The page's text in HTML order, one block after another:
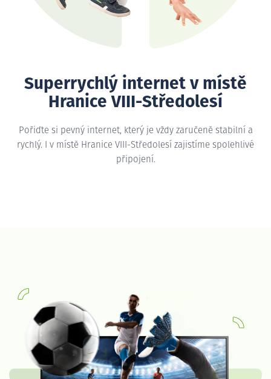
Superrychlý internet v místě
Hranice VIII-Středolesí
Pořiďte si pevný internet, který je vždy zaručeně stabilní a
rychlý. I v místě Hranice VIII-Středolesí zajistíme spolehlivé
připojení.